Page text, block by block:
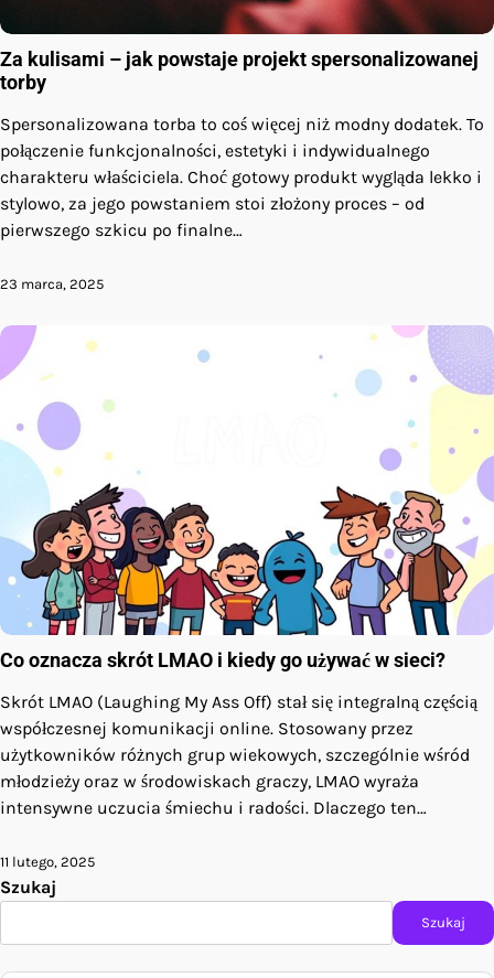
Za kulisami – jak powstaje projekt spersonalizowanej
torby
Spersonalizowana torba to coś więcej niż modny dodatek. To
połączenie funkcjonalności, estetyki i indywidualnego
charakteru właściciela. Choć gotowy produkt wygląda lekko i
stylowo, za jego powstaniem stoi złożony proces – od
pierwszego szkicu po finalne…
23 marca, 2025
Co oznacza skrót LMAO i kiedy go używać w sieci?
Skrót LMAO (Laughing My Ass Off) stał się integralną częścią
współczesnej komunikacji online. Stosowany przez
użytkowników różnych grup wiekowych, szczególnie wśród
młodzieży oraz w środowiskach graczy, LMAO wyraża
intensywne uczucia śmiechu i radości. Dlaczego ten…
11 lutego, 2025
Szukaj
Szukaj